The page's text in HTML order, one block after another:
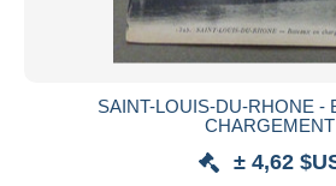
SAINT-LOUIS-DU-RHONE -
CHARGEMENT
± 4,62